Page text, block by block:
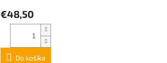
€48,50
Do košíka